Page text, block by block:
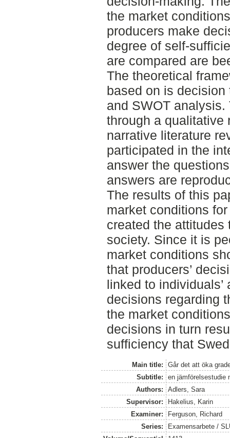
the market
producers make
degree of self-
are compared are
The theoretical
based on is decision
and SWOT
through a qualitative
narrative literature
participated in the
answer the
answers are
The results of this
market conditions
created the
society. Since it is
market conditions
that producers’
linked to individuals’
decisions regarding
the market
decisions in turn
sufficiency that
Main title:
Går det att öka
Subtitle:
en jämförelsestudie
Authors:
Adlers, Sara
Supervisor:
Hakelius, Karin
Examiner:
Ferguson, Richard
Series:
Examensarbete /